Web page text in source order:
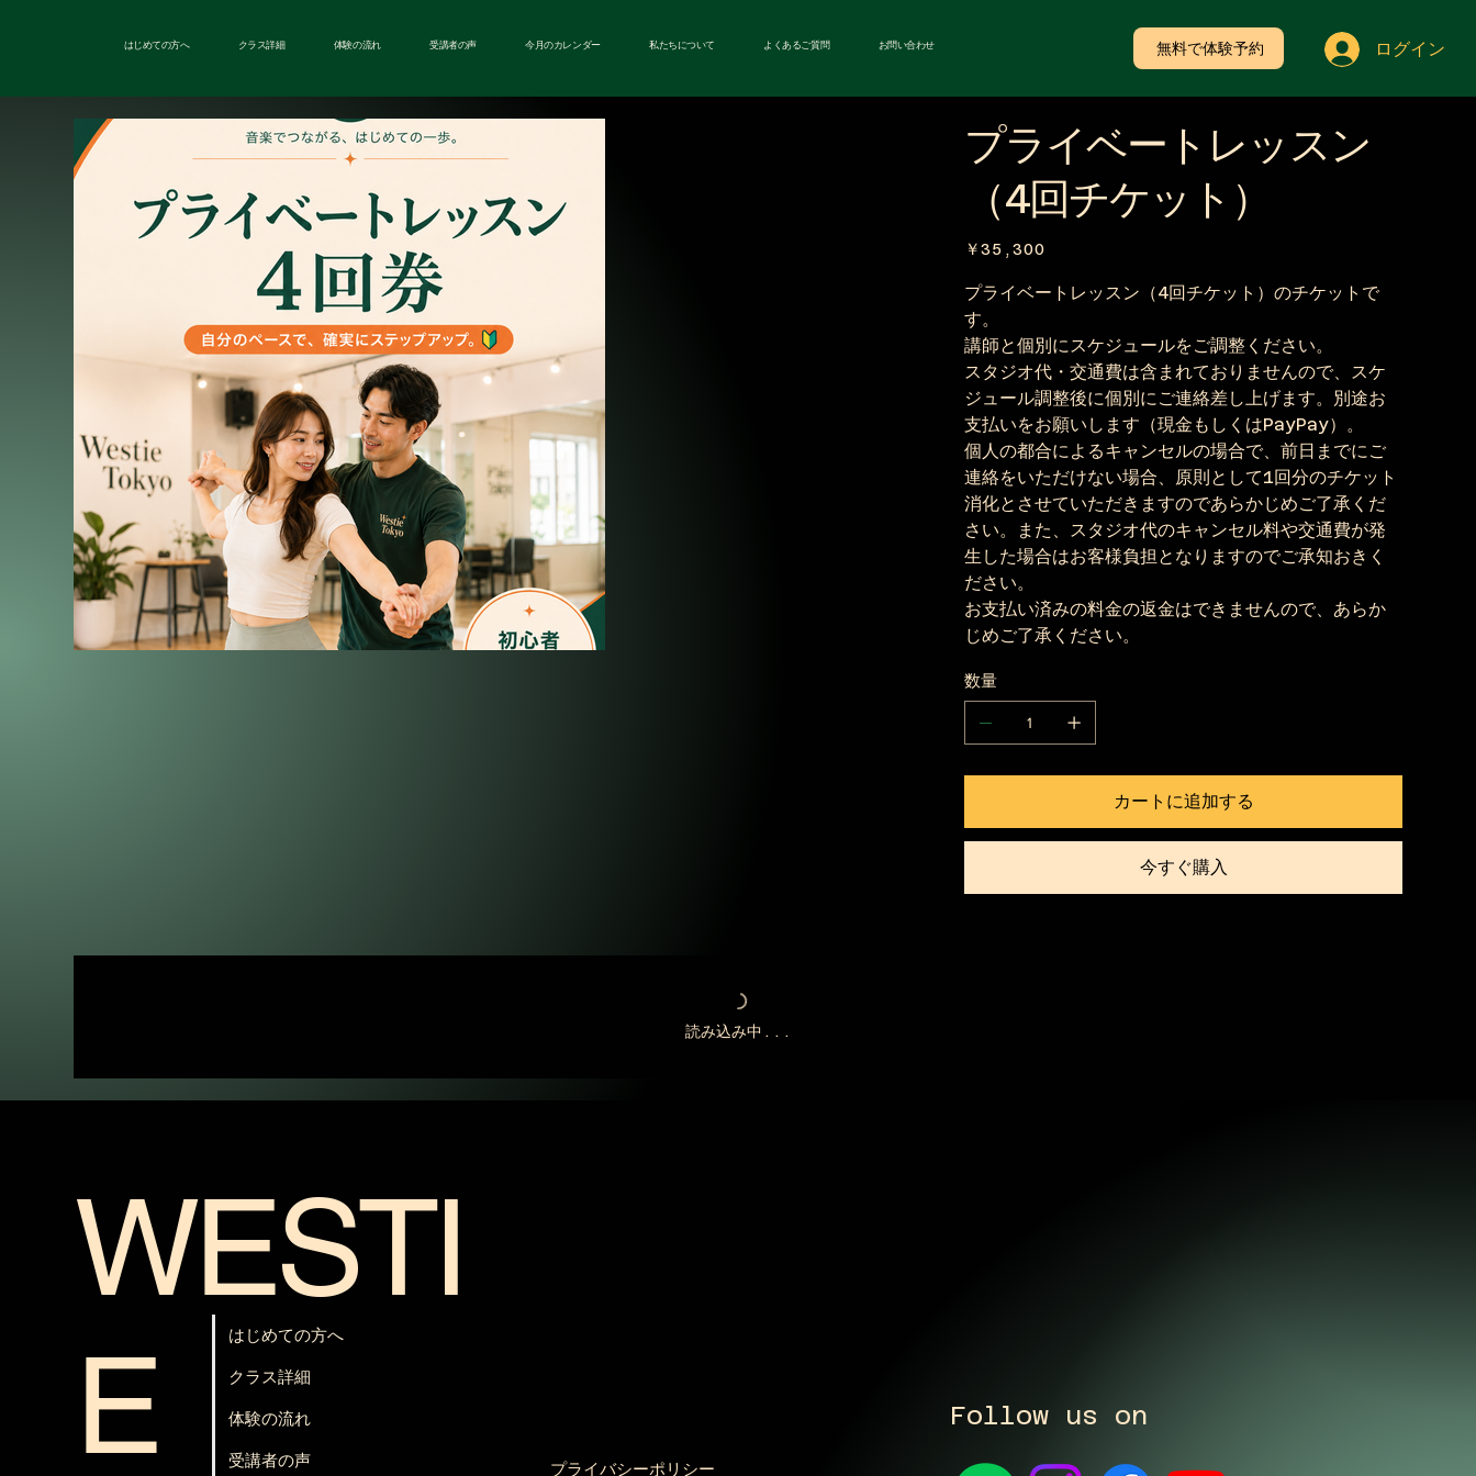
はじめての方へ クラス詳細 体験の流れ 受講者の声 今月のカレンダー 私たちについて よくあるご質問 お問い合わせ ログイン
無料で体験予約
プライベートレッスン
（4回チケット）
価
￥35,300
プライベートレッスン（4回チケット）のチケットで
す。
講師と個別にスケジュールをご調整ください。
スタジオ代・交通費は含まれておりませんので、スケ
ジュール調整後に個別にご連絡差し上げます。別途お
支払いをお願いします（現金もしくはPayPay）。
個人の都合によるキャンセルの場合で、前日までにご
連絡をいただけない場合、原則として1回分のチケット
消化とさせていただきますのであらかじめご了承くだ
さい。また、スタジオ代のキャンセル料や交通費が発
生した場合はお客様負担となりますのでご承知おきく
ださい。
お支払い済みの料金の返金はできませんので、あらか
じめご了承ください。
数量
カートに追加する
今すぐ購入
読み込み中...
WESTI
E
はじめての方へ
クラス詳細
体験の流れ
受講者の声
プライバシーポリシー
Follow us on